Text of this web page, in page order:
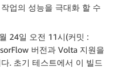
업의 성능을 극대화 할 수
24일 오전 11시(커밋 :
버전과 Volta 지원을
. 초기 테스트에서 이 빌드